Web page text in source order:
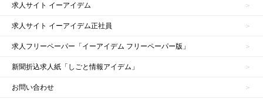
求人サイト イーアイデム
求人サイト イーアイデム正社員
求人フリーペーパー「イーアイデム フリーペーパー版」
新聞折込求人紙「しごと情報アイデム」
お問い合わせ